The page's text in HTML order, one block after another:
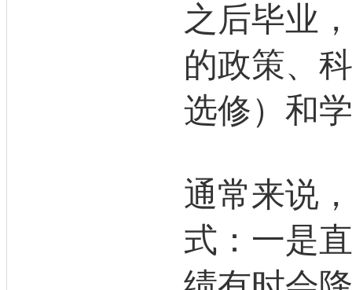
之后毕业
的政策、
选修）和
通常来说
式：一是